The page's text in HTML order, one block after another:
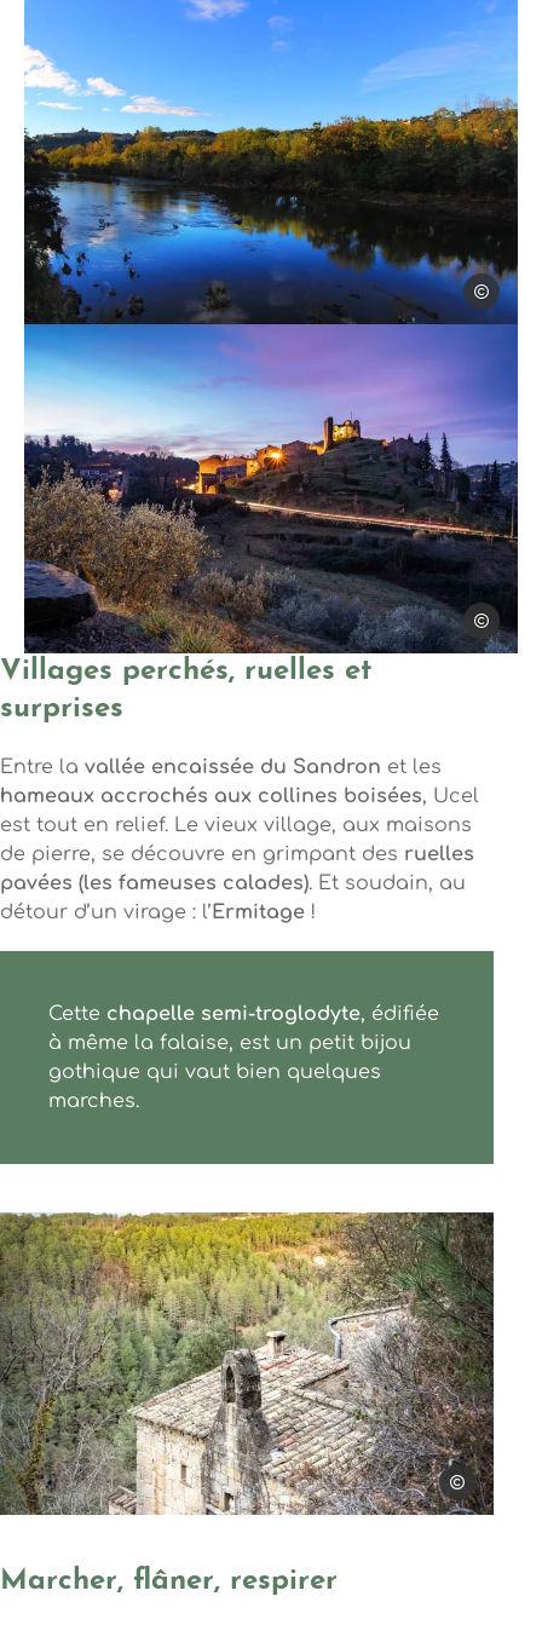
Photo, © Steph Tripot
Steph
Photo, © Steph Tripot
Steph
Villages perchés, ruelles et
surprises
Entre la vallée encaissée du Sandron et les
hameaux accrochés aux collines boisées, Ucel
est tout en relief. Le vieux village, aux maisons
de pierre, se découvre en grimpant des ruelles
pavées (les fameuses calades). Et soudain, au
détour d’un virage : l’Ermitage !
Cette chapelle semi-troglodyte, édifiée
à même la falaise, est un petit bijou
gothique qui vaut bien quelques
marches.
Photo, © Clara Michard
Clara
Marcher, flâner, respirer